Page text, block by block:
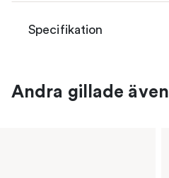
Specifikation
Andra gillade även